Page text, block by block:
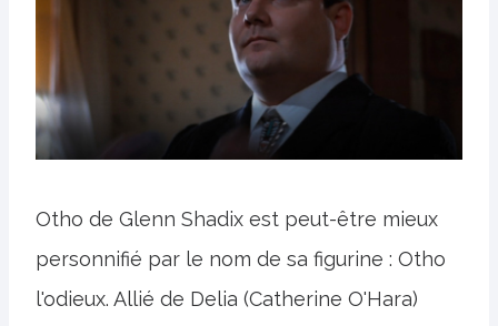
Otho de Glenn Shadix est peut-être mieux
personnifié par le nom de sa figurine : Otho
l'odieux. Allié de Delia (Catherine O'Hara)